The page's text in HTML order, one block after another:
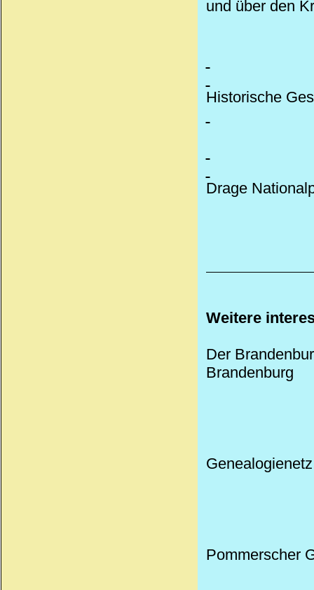
und über den
Historische
Drage
Weitere
Der
Brandenburg
Genealogienetz
Pommerscher